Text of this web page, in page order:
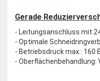
Gerade
- Leitungsanschluss mit
- Optimale
- Betriebsdruck max.: 160
- Oberflächenbehandlung: